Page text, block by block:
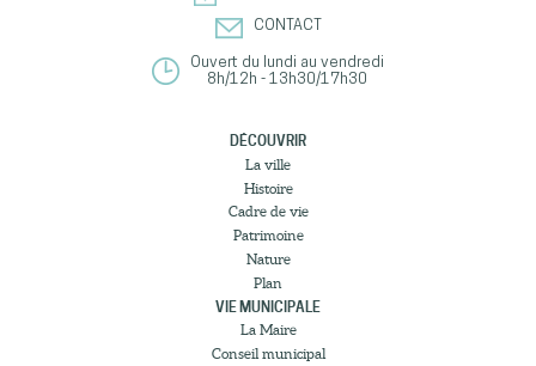
CONTACT
Ouvert du lundi au vendredi
8h/12h - 13h30/17h30
DÉCOUVRIR
La ville
Histoire
Cadre de vie
Patrimoine
Nature
Plan
VIE MUNICIPALE
La Maire
Conseil municipal